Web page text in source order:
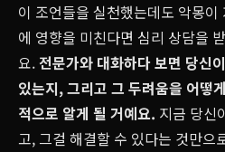
이 조언들을 실천했는데도 악몽
에 영향을 미친다면 심리 상담을
요. 전문가와 대화하다 보면 당신
있는지, 그리고 그 두려움을 어떻
적으로 알게 될 거예요. 지금 당신
고, 그걸 해결할 수 있다는 것만으